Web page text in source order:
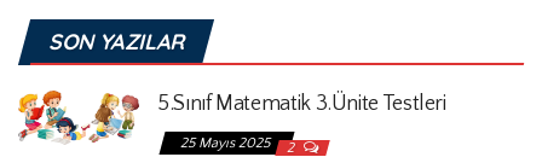
SON YAZILAR
5.Sınıf Matematik 3.Ünite Testleri
25 Mayıs 2025 2